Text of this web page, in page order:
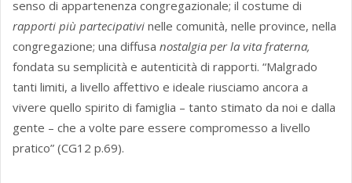
senso di appartenenza congregazionale; il costume di
rapporti più partecipativi nelle comunità, nelle province, nella
congregazione; una diffusa nostalgia per la vita fraterna,
fondata su semplicità e autenticità di rapporti. “Malgrado
tanti limiti, a livello affettivo e ideale riusciamo ancora a
vivere quello spirito di famiglia – tanto stimato da noi e dalla
gente – che a volte pare essere compromesso a livello
pratico” (CG12 p.69).